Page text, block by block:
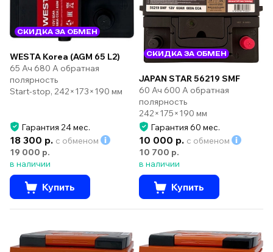
СКИДКА ЗА ОБМЕН
WESTA Korea (AGM 65 L2)
65 Ач 680 А обратная
полярность
Start-stop, 242×173×190 мм
Гарантия 24 мес.
18 300 р. с обменом
19 000 р.
в наличии
Купить
СКИДКА ЗА ОБМЕН
JAPAN STAR 56219 SMF
60 Ач 600 А обратная
полярность
242×175×190 мм
Гарантия 60 мес.
10 000 р. с обменом
10 700 р.
в наличии
Купить